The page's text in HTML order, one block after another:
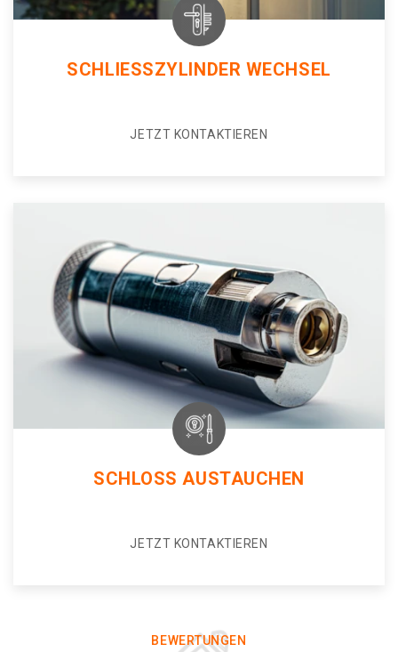
SCHLIESSZYLINDER WECHSEL
JETZT KONTAKTIEREN
SCHLOSS AUSTAUCHEN
JETZT KONTAKTIEREN
BEWERTUNGEN